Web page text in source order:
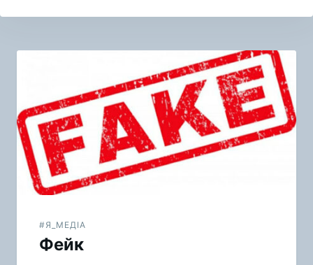
Навигация
записям
#Я_МЕДІА
Фейк